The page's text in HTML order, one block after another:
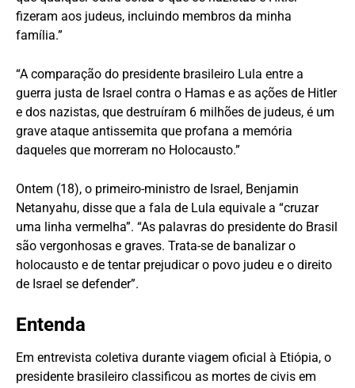
fizeram aos judeus, incluindo membros da minha
família.”
“A comparação do presidente brasileiro Lula entre a
guerra justa de Israel contra o Hamas e as ações de Hitler
e dos nazistas, que destruíram 6 milhões de judeus, é um
grave ataque antissemita que profana a memória
daqueles que morreram no Holocausto.”
Ontem (18), o primeiro-ministro de Israel, Benjamin
Netanyahu, disse que a fala de Lula equivale a “cruzar
uma linha vermelha”. “As palavras do presidente do Brasil
são vergonhosas e graves. Trata-se de banalizar o
holocausto e de tentar prejudicar o povo judeu e o direito
de Israel se defender”.
Entenda
Em entrevista coletiva durante viagem oficial à Etiópia, o
presidente brasileiro classificou as mortes de civis em